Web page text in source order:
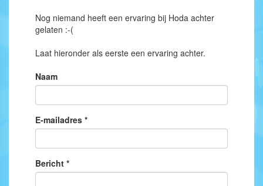
Nog niemand heeft een ervaring bij Hoda achter
gelaten :-(
Laat hieronder als eerste een ervaring achter.
Naam
E-mailadres *
Bericht *